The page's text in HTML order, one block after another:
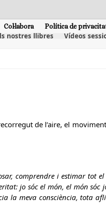
Col·labora Política de
nostres llibres Vídeos
de l’aire, el
comprendre i estimar tot
jo sóc el món, el món sóc
la meva consciència, tota